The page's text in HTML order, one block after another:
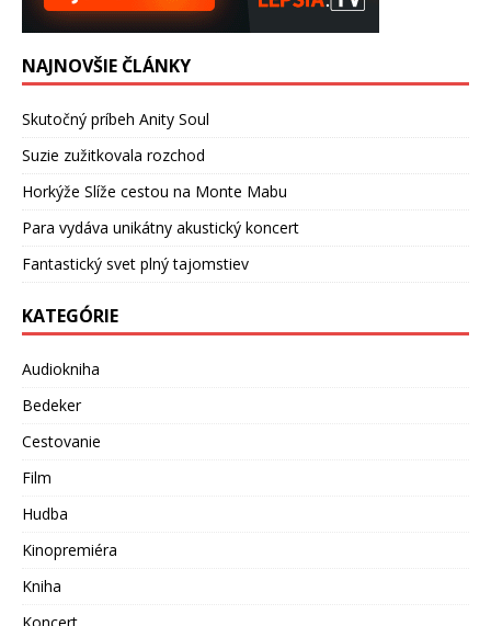
NAJNOVŠIE ČLÁNKY
Skutočný príbeh Anity Soul
Suzie zužitkovala rozchod
Horkýže Slíže cestou na Monte Mabu
Para vydáva unikátny akustický koncert
Fantastický svet plný tajomstiev
KATEGÓRIE
Audiokniha
Bedeker
Cestovanie
Film
Hudba
Kinopremiéra
Kniha
Koncert